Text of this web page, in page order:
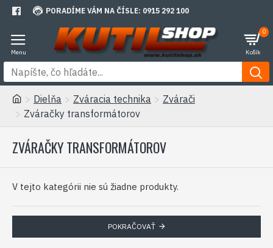
PORADÍME VÁM NA ČÍSLE: 0915 292 100
0
Dielňa Zváracia technika
Zvárači
Zváračky transformátorov
ZVÁRAČKY TRANSFORMÁTOROV
V tejto kategórii nie sú žiadne produkty.
POKRAČOVAŤ